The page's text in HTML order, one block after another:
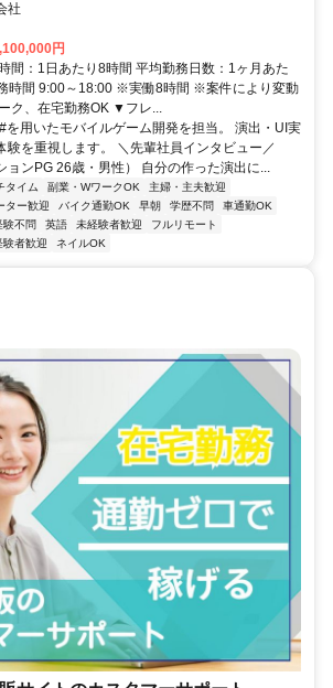
社
円
間：1日あたり8時間 平均勤務日数：1ヶ月あた
時間 9:00～18:00 ※実働8時間 ※案件により変動
ク、在宅勤務OK ▼フレ...
を用いたモバイルゲーム開発を担当。 演出・UI実
験を重視します。 ＼先輩社員インタビュー／
ョンPG 26歳・男性） 自分の作った演出に...
タイム 副業・WワークOK
主婦・主夫歓迎
ター歓迎 バイク通勤OK 早朝 学歴不問
車通勤OK
験不問 英語 未経験者歓迎
フルリモート
験者歓迎 ネイルOK